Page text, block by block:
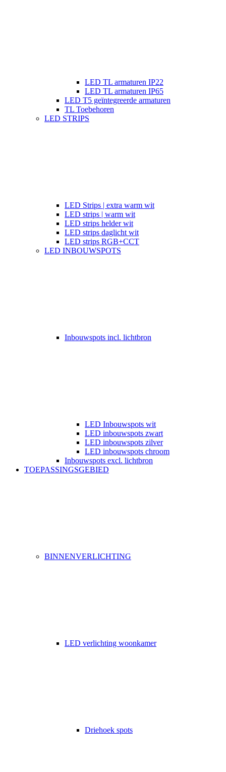
LED TL armaturen IP22
LED TL armaturen IP65
LED T5 geïntegreerde armaturen
TL Toebehoren
LED STRIPS
LED Strips | extra warm wit
LED strips | warm wit
LED strips helder wit
LED strips daglicht wit
LED strips RGB+CCT
LED INBOUWSPOTS
Inbouwspots incl. lichtbron
LED Inbouwspots wit
LED inbouwspots zwart
LED inbouwspots zilver
LED inbouwspots chroom
Inbouwspots excl. lichtbron
TOEPASSINGSGEBIED
BINNENVERLICHTING
LED verlichting woonkamer
Driehoek spots